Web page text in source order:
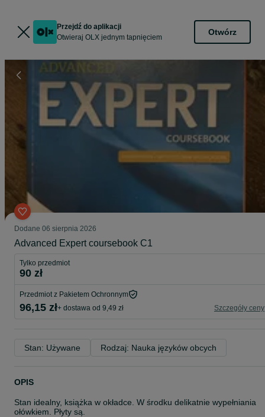
Przejdź do aplikacji
Otwieraj OLX jednym tapnięciem
Otwórz
Dodane 06 sierpnia 2026
Advanced Expert coursebook C1
Tylko przedmiot
90 zł
Przedmiot z Pakietem Ochronnym
96,15 zł+ dostawa od 9,49 zł Szczegóły ceny
Stan: Używane Rodzaj: Nauka języków obcych
OPIS
Stan idealny, książka w okładce. W środku delikatnie wypełniania
ołówkiem. Płyty są.